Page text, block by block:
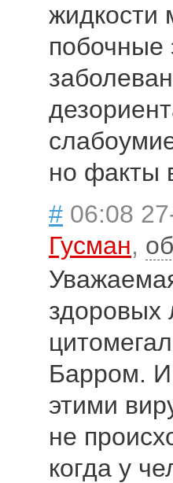
жидкости
но факты
# 06:08
Гусман,
Барром. И
этими
не
когда у